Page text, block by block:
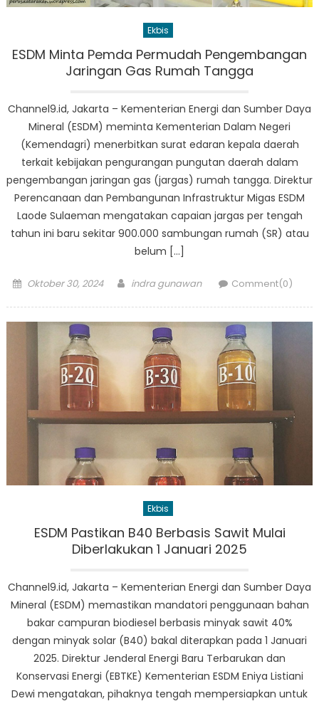
Ekbis
ESDM Minta Pemda Permudah Pengembangan
Jaringan Gas Rumah Tangga
Channel9.id, Jakarta – Kementerian Energi dan Sumber Daya
Mineral (ESDM) meminta Kementerian Dalam Negeri
(Kemendagri) menerbitkan surat edaran kepala daerah
terkait kebijakan pengurangan pungutan daerah dalam
pengembangan jaringan gas (jargas) rumah tangga. Direktur
Perencanaan dan Pembangunan Infrastruktur Migas ESDM
Laode Sulaeman mengatakan capaian jargas per tengah
tahun ini baru sekitar 900.000 sambungan rumah (SR) atau
belum […]
Posted
Oktober 30, 2024 Author
indra gunawan Comment(0)
Ekbis
ESDM Pastikan B40 Berbasis Sawit Mulai
Diberlakukan 1 Januari 2025
Channel9.id, Jakarta – Kementerian Energi dan Sumber Daya
Mineral (ESDM) memastikan mandatori penggunaan bahan
bakar campuran biodiesel berbasis minyak sawit 40%
dengan minyak solar (B40) bakal diterapkan pada 1 Januari
2025. Direktur Jenderal Energi Baru Terbarukan dan
Konservasi Energi (EBTKE) Kementerian ESDM Eniya Listiani
Dewi mengatakan, pihaknya tengah mempersiapkan untuk